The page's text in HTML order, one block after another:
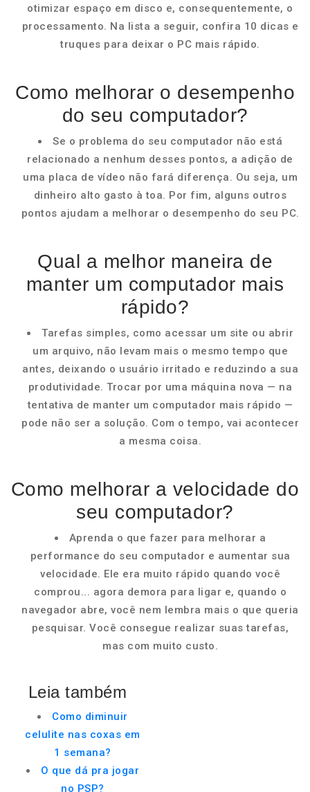
otimizar espaço em disco e, consequentemente, o
processamento. Na lista a seguir, confira 10 dicas e
truques para deixar o PC mais rápido.
Como melhorar o desempenho
do seu computador?
Se o problema do seu computador não está
relacionado a nenhum desses pontos, a adição de
uma placa de vídeo não fará diferença. Ou seja, um
dinheiro alto gasto à toa. Por fim, alguns outros
pontos ajudam a melhorar o desempenho do seu PC.
Qual a melhor maneira de
manter um computador mais
rápido?
Tarefas simples, como acessar um site ou abrir
um arquivo, não levam mais o mesmo tempo que
antes, deixando o usuário irritado e reduzindo a sua
produtividade. Trocar por uma máquina nova — na
tentativa de manter um computador mais rápido —
pode não ser a solução. Com o tempo, vai acontecer
a mesma coisa.
Como melhorar a velocidade do
seu computador?
Aprenda o que fazer para melhorar a
performance do seu computador e aumentar sua
velocidade. Ele era muito rápido quando você
comprou... agora demora para ligar e, quando o
navegador abre, você nem lembra mais o que queria
pesquisar. Você consegue realizar suas tarefas,
mas com muito custo.
Leia também
Como diminuir
celulite nas coxas em
1 semana?
O que dá pra jogar
no PSP?